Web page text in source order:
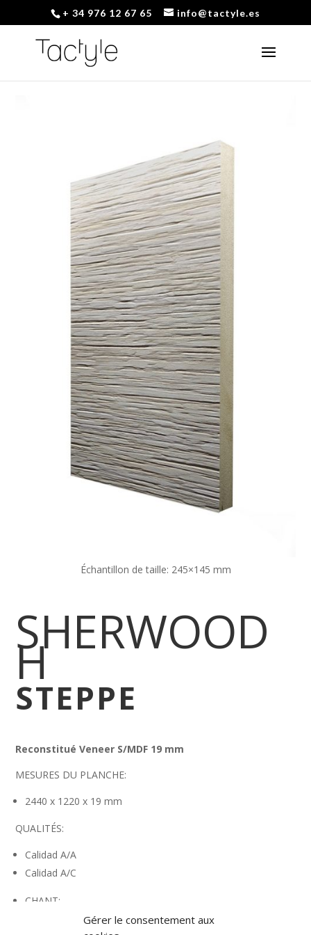
Gérer le consentement aux
+ 34 976 12 67 65 info@tactyle.es
Échantillon de taille: 245×145 mm
SHERWOOD
H
STEPPE
Reconstitué Veneer S/MDF 19 mm
MESURES DU PLANCHE:
2440 x 1220 x 19 mm
QUALITÉS:
Calidad A/A
Calidad A/C
CHANT: